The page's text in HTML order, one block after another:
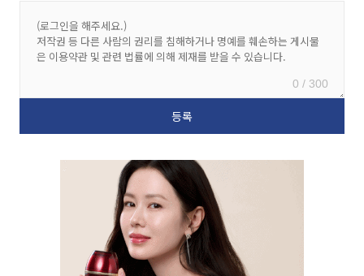
0 / 300